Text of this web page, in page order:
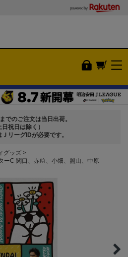
powered by
でのご注文は当日出荷。
日祝日は除く）
リーグIDが必要です。
グッズ
ーC 関口、赤﨑、小畑、照山、中原